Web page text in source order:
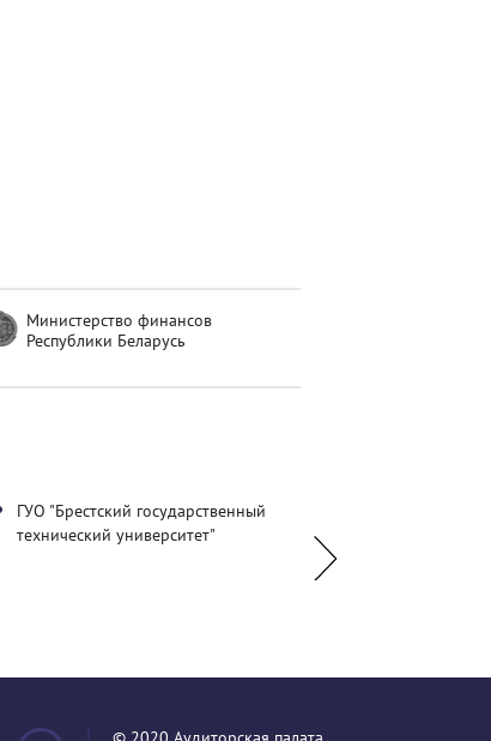
Министерство финансов
Республики Беларусь
ГУО "Брестский государственный
технический университет"